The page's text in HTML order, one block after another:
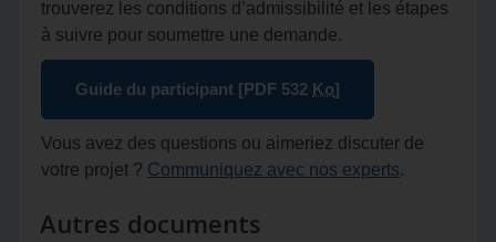
trouverez les conditions d’admissibilité et les étapes
à suivre pour soumettre une demande.
Guide du participant [PDF 532 Ko]
Vous avez des questions ou aimeriez discuter de
votre projet ? Communiquez avec nos experts.
Autres documents